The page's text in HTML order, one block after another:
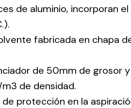
de aluminio, incorporan
fabricada en chapa
de 50mm de grosor
de densidad.
de protección en la